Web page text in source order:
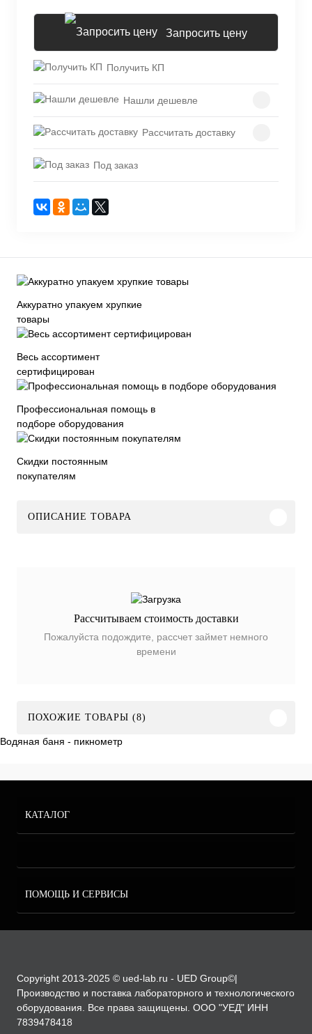
Запросить цену
Получить КП
Нашли дешевле
Рассчитать доставку
Под заказ
Аккуратно упакуем хрупкие
товары
Весь ассортимент
сертифицирован
Профессиональная помощь в
подборе оборудования
Скидки постоянным
покупателям
ОПИСАНИЕ ТОВАРА
Рассчитываем стоимость доставки
Пожалуйста подождите, рассчет займет немного
времени
ПОХОЖИЕ ТОВАРЫ (8)
Водяная баня - пикнометр
КАТАЛОГ
ПОМОЩЬ И СЕРВИСЫ
Copyright 2013-2025 © ued-lab.ru - UED Group©|
Производство и поставка лабораторного и технологического
оборудования. Все права защищены. ООО "УЕД" ИНН
7839478418